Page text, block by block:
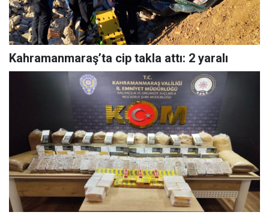
Kahramanmaraş’ta cip takla attı: 2 yaralı